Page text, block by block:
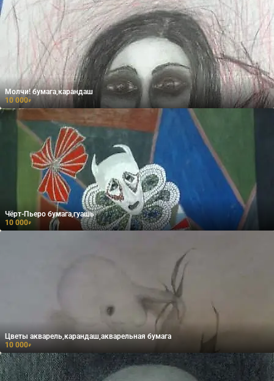
Молчи! бумага,карандаш
10 000₽
Чёрт-Пьеро бумага,гуашь
10 000₽
Цветы акварель,карандаш,акварельная бумага
10 000₽